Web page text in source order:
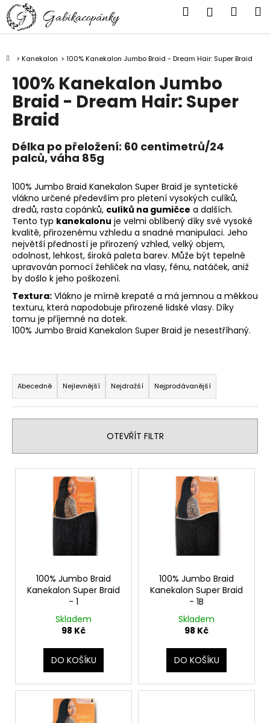
Přejít
na
obsah
Hledat
košík
Domů
Kanekalon 100% Kanekalon Jumbo Braid - Dream Hair: Super Braid
100% Kanekalon Jumbo
Braid - Dream Hair: Super
Braid
Délka po přeložení: 60 centimetrů/24
palců, váha 85g
100% Jumbo Braid Kanekalon Super Braid je syntetické
vlákno určené především pro pletení vysokých culíků,
dredů, rasta copánků, culíků na gumičce a dalších.
Tento typ kanekalonu je velmi oblíbený díky své vysoké
kvalitě, přirozenému vzhledu a snadné manipulaci. Jeho
největší předností je přirozený vzhled, velký objem,
odolnost, lehkost, široká paleta barev. Může být tepelně
upravován pomocí žehliček na vlasy, fénu, natáček, aniž
by došlo k jeho poškození.
Textura: Vlákno je mírně krepaté a má jemnou a měkkou
texturu, která napodobuje přirozené lidské vlasy. Díky
tomu je příjemné na dotek.
100% Jumbo Braid Kanekalon Super Braid je nesestříhaný.
Ř
a
z
e
í
p
Abecedně Nejlevnější Nejdražší Nejprodávanější
OTEVŘÍT FILTR
V
100% Jumbo Braid
Kanekalon Super Braid
- 1
Skladem
98 Kč
DO KOŠÍKU
100% Jumbo Braid
Kanekalon Super Braid
- 1B
Skladem
98 Kč
DO KOŠÍKU
K
o
š Zpět
Zpět
C
o
p
o
t
ř
e
u
j
e
t
e
n
a
j
í
t
HLEDAT